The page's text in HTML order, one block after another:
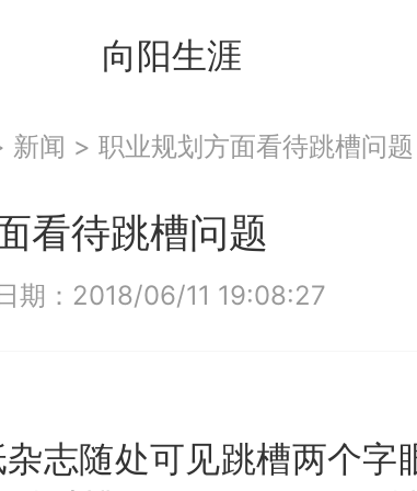
向阳生涯
新闻 > 职业规划方面看待跳槽问题
看待跳槽问题
期：2018/06/11 19:08:27
随处可见跳槽两个字